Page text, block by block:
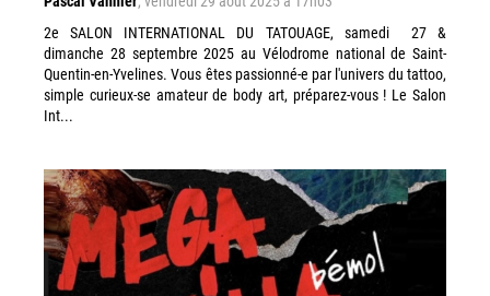
2e SALON INTERNATIONAL DU TATOUAGE, samedi 27 &
dimanche 28 septembre 2025 au Vélodrome national de Saint-
Quentin-en-Yvelines. Vous êtes passionné-e par l'univers du tattoo,
simple curieux-se amateur de body art, préparez-vous ! Le Salon
Int...